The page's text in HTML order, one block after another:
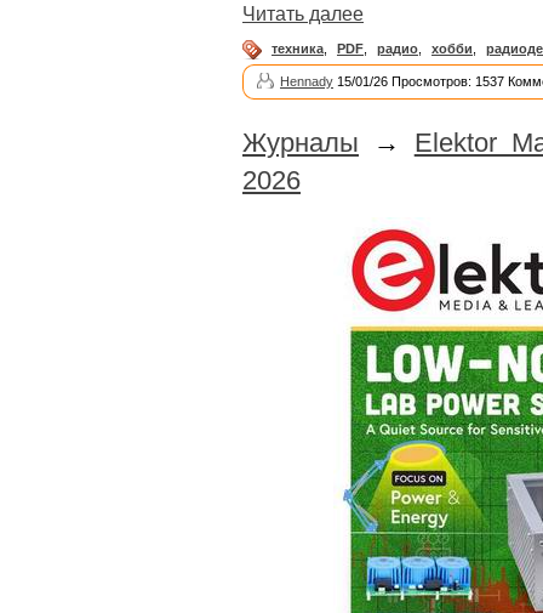
Читать далее
техника PDF радио хобби
Hennady 15/01/26 Просмотров: 1537
Журналы → Elektor
2026